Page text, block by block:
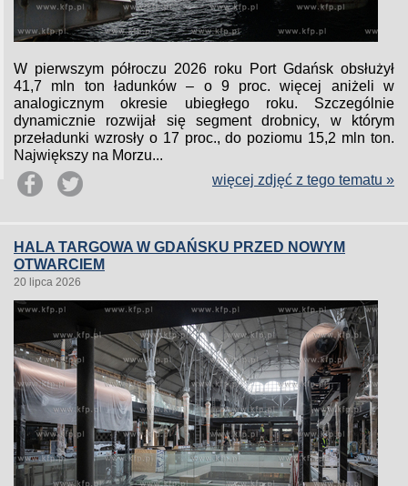
W pierwszym półroczu 2026 roku Port Gdańsk obsłużył
41,7 mln ton ładunków – o 9 proc. więcej aniżeli w
analogicznym okresie ubiegłego roku. Szczególnie
dynamicznie rozwijał się segment drobnicy, w którym
przeładunki wzrosły o 17 proc., do poziomu 15,2 mln ton.
Największy na Morzu...
więcej zdjęć z tego tematu »
HALA TARGOWA W GDAŃSKU PRZED NOWYM
OTWARCIEM
20 lipca 2026